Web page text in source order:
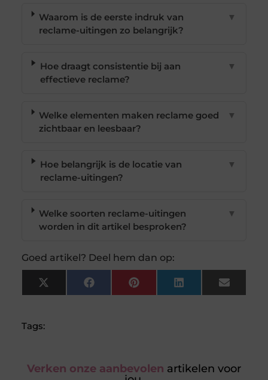
Waarom is de eerste indruk van
reclame-uitingen zo belangrijk?
▼
Hoe draagt consistentie bij aan
effectieve reclame?
▼
Welke elementen maken reclame goed
zichtbaar en leesbaar?
▼
Hoe belangrijk is de locatie van
reclame-uitingen?
▼
Welke soorten reclame-uitingen
worden in dit artikel besproken?
▼
Goed artikel? Deel hem dan op:
X
(Twitter)
FacebookPinterest LinkedIn Email
Tags:
Verken onze aanbevolen artikelen voor